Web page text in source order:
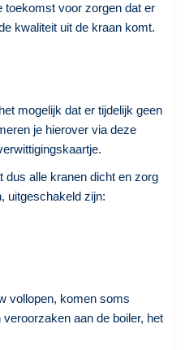
toekomst voor zorgen dat er
kwaliteit uit de kraan komt.
mogelijk dat er tijdelijk geen
je hierover via deze
dus alle kranen dicht en zorg
uitgeschakeld zijn:
vollopen, komen soms
aan de boiler, het